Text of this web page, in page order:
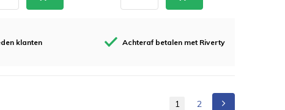
klanten Achteraf betalen met Riverty
1 2